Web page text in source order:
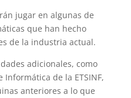
jugar en algunas de
que han hecho
de la industria actual.
adicionales, como
de la ETSINF,
anteriores a lo que